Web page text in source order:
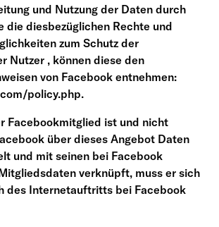
und Nutzung der Daten durch
die diesbezüglichen Rechte und
zum Schutz der
Nutzer , können diese den
von Facebook entnehmen:
policy.php.
Facebookmitglied ist und nicht
über dieses Angebot Daten
und mit seinen bei Facebook
verknüpft, muss er sich
des Internetauftritts bei Facebook